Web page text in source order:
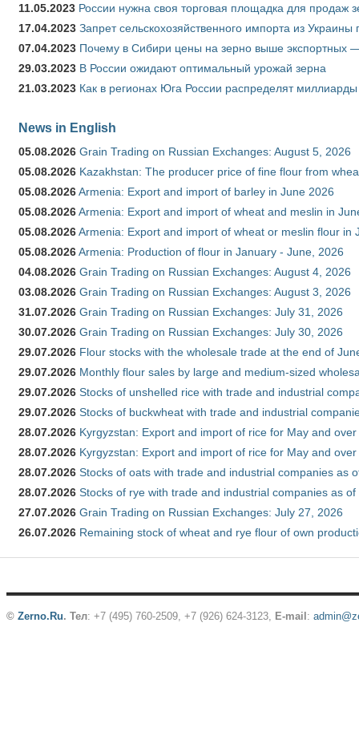
11.05.2023 России нужна своя торговая площадка для продаж
17.04.2023 Запрет сельскохозяйственного импорта из
07.04.2023 Почему в Сибири цены на зерно выше экспортных
29.03.2023 В России ожидают оптимальный урожай зерна
21.03.2023 Как в регионах Юга России распределят
News in English
05.08.2026 Grain Trading on Russian Exchanges: August 5, 2026
05.08.2026 Kazakhstan: The producer price of fine flour from
05.08.2026Armenia: Export and import of barley in June 2026
05.08.2026Armenia: Export and import of wheat and meslin in
05.08.2026Armenia: Export and import of wheat or meslin flour in
05.08.2026Armenia: Production of flour in January - June, 2026
04.08.2026 Grain Trading on Russian Exchanges: August 4, 2026
03.08.2026 Grain Trading on Russian Exchanges: August 3, 2026
31.07.2026 Grain Trading on Russian Exchanges: July 31, 2026
30.07.2026 Grain Trading on Russian Exchanges: July 30, 2026
29.07.2026 Flour stocks with the wholesale trade at the end of
29.07.2026 Monthly flour sales by large and medium-sized
29.07.2026 Stocks of unshelled rice with trade and industrial
29.07.2026 Stocks of buckwheat with trade and industrial
28.07.2026 Kyrgyzstan: Export and import of rice for May and
28.07.2026 Kyrgyzstan: Export and import of rice for May and
28.07.2026 Stocks of oats with trade and industrial companies as
28.07.2026 Stocks of rye with trade and industrial companies as
27.07.2026 Grain Trading on Russian Exchanges: July 27, 2026
26.07.2026 Remaining stock of wheat and rye flour of own
© Zerno.Ru. Тел: +7 (495) 760-2509, +7 (926) 624-3123, E-mail :